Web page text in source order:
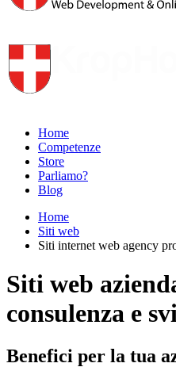
Home
Competenze
Store
Parliamo?
Blog
Home
Siti web
Siti internet web agency
Siti web
consulenza e
Benefici per la tua